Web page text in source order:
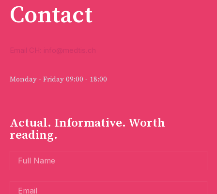
Contact
Email CH: info@medtis.ch
Monday - Friday 09:00 - 18:00
Actual. Informative. Worth
reading.